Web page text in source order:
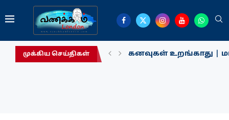
முக்கிய செய்திகள் கனவுகள் உறங்காது |